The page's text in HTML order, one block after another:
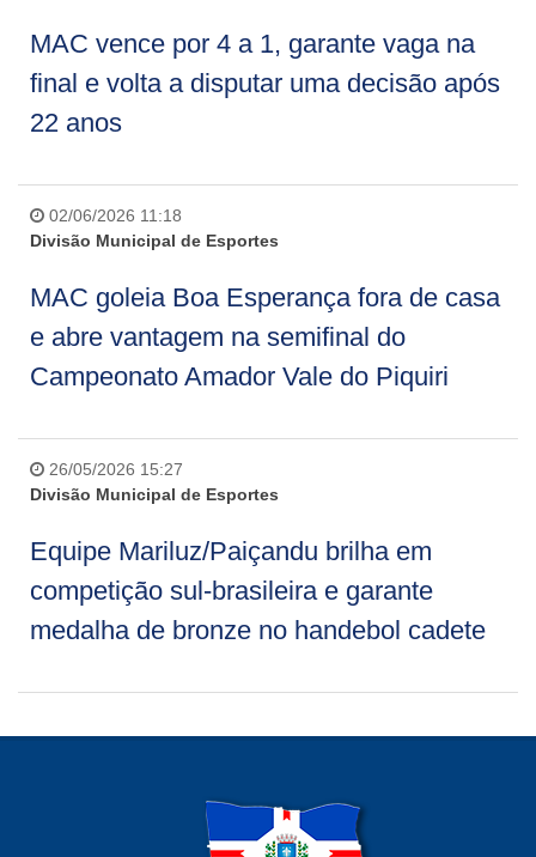
MAC vence por 4 a 1, garante vaga na
final e volta a disputar uma decisão após
22 anos
02/06/2026 11:18
Divisão Municipal de Esportes
MAC goleia Boa Esperança fora de casa
e abre vantagem na semifinal do
Campeonato Amador Vale do Piquiri
26/05/2026 15:27
Divisão Municipal de Esportes
Equipe Mariluz/Paiçandu brilha em
competição sul-brasileira e garante
medalha de bronze no handebol cadete